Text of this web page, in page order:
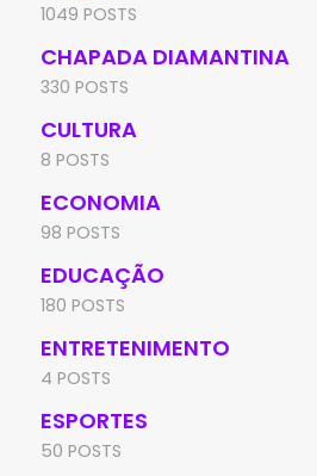
1049 POSTS
CHAPADA DIAMANTINA
330 POSTS
CULTURA
8 POSTS
ECONOMIA
98 POSTS
EDUCAÇÃO
180 POSTS
ENTRETENIMENTO
4 POSTS
ESPORTES
50 POSTS